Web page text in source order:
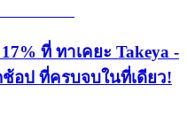
ที่ ทาเคยะ Takeya -
อป ที่ครบจบในที่เดียว!